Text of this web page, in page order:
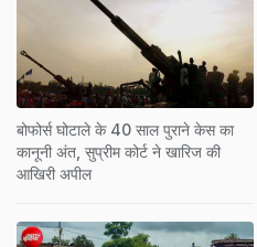
बोफोर्स घोटाले के 40 साल पुराने केस का
कानूनी अंत, सुप्रीम कोर्ट ने खारिज की
आखिरी अपील